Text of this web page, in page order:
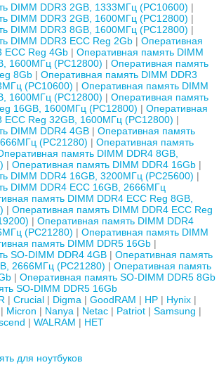
DIMM DDR3 2GB, 1333МГц (PC10600)
DIMM DDR3 2GB, 1600МГц (PC12800)
DIMM DDR3 8GB, 1600МГц (PC12800)
DIMM DDR3 ECC Reg 2Gb
Оперативная
ECC Reg 4Gb
Оперативная память DIMM
1600МГц (PC12800)
Оперативная память
8Gb
Оперативная память DIMM DDR3
(PC10600)
Оперативная память DIMM
1600МГц (PC12800)
Оперативная память
16GB, 1600МГц (PC12800)
Оперативная
ECC Reg 32GB, 1600МГц (PC12800)
DIMM DDR4 4GB
Оперативная память
(PC21280)
Оперативная память
память DIMM DDR4 8GB,
Оперативная память DIMM DDR4 16Gb
DIMM DDR4 16GB, 3200МГц (PC25600)
DIMM DDR4 ECC 16GB, 2666МГц
память DIMM DDR4 ECC Reg 8GB,
Оперативная память DIMM DDR4 ECC Reg
Оперативная память DIMM DDR4
(PC21280)
Оперативная память DIMM
память DIMM DDR5 16Gb
SO-DIMM DDR4 4GB
Оперативная память
2666МГц (PC21280)
Оперативная память
Оперативная память SO-DIMM DDR5 8Gb
SO-DIMM DDR5 16Gb
Crucial Digma GoodRAM HP
Hynix
Micron Nanya Netac Patriot
Samsung
WALRAM НЕТ
для ноутбуков